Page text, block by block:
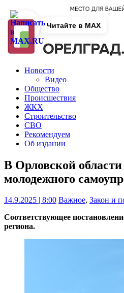
Новости
Видео
Общество
Происшествия
ЖКХ
Строительство
СВО
Рекомендуем
Об издании
В Орловской
молодежного
14.9.2025 | 8:00 Важное, Закон и
Соответствующее
региона.
Читайте в MAX